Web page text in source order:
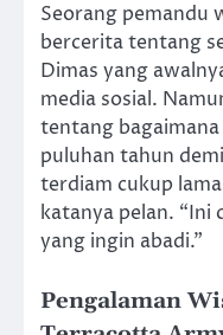
Seorang pemandu
bercerita tentang
Dimas yang
media sosial.
tentang
puluhan tahun
terdiam cukup
katanya pelan. “Ini
yang ingin abadi.”
Pengalaman